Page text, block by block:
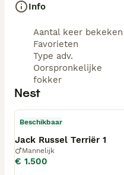
Info
Aantal keer bekeken
Favorieten
Type adv.
Oorspronkelijke
fokker
Nest
Beschikbaar
Jack Russel Terriër 1
Mannelijk
€ 1.500